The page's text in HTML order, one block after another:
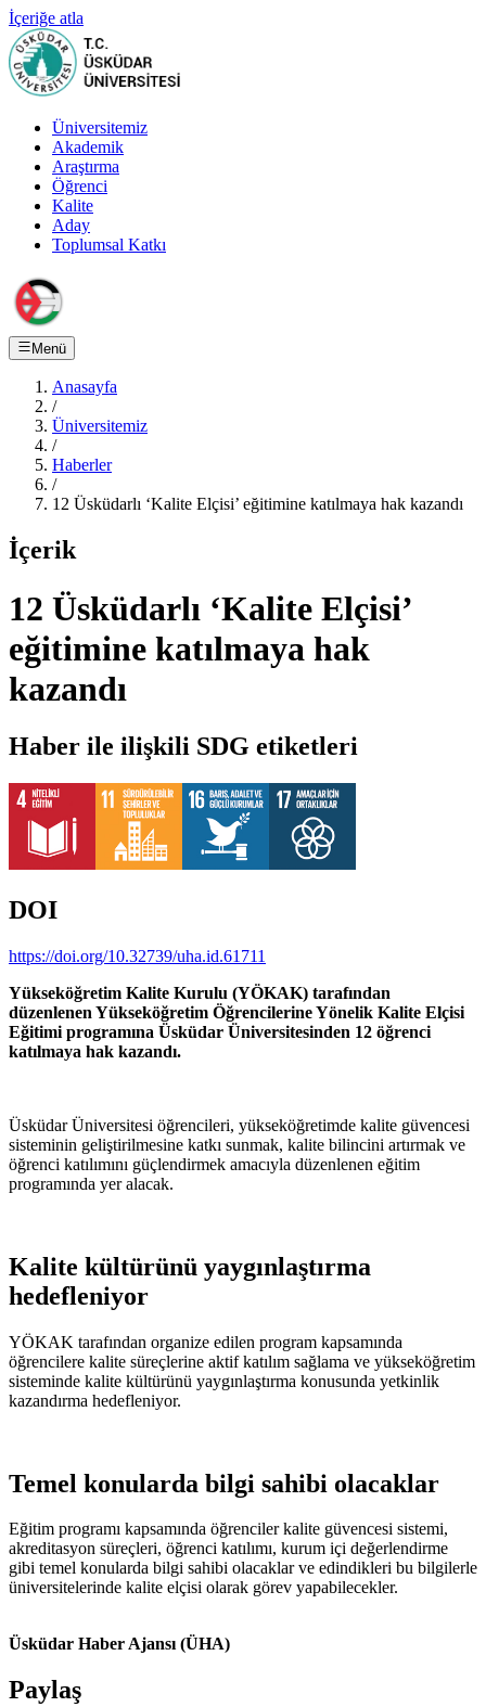
İçeriğe atla
Üniversitemiz
Akademik
Araştırma
Öğrenci
Kalite
Aday
Toplumsal Katkı
Menü
Anasayfa
/
Üniversitemiz
/
Haberler
/
12 Üsküdarlı ‘Kalite Elçisi’ eğitimine katılmaya hak kazandı
İçerik
12 Üsküdarlı ‘Kalite Elçisi’
eğitimine katılmaya hak
kazandı
Haber ile ilişkili SDG etiketleri
DOI
https://doi.org/10.32739/uha.id.61711
Yükseköğretim Kalite Kurulu (YÖKAK) tarafından
düzenlenen Yükseköğretim Öğrencilerine Yönelik Kalite Elçisi
Eğitimi programına Üsküdar Üniversitesinden 12 öğrenci
katılmaya hak kazandı.
Üsküdar Üniversitesi öğrencileri, yükseköğretimde kalite güvencesi
sisteminin geliştirilmesine katkı sunmak, kalite bilincini artırmak ve
öğrenci katılımını güçlendirmek amacıyla düzenlenen eğitim
programında yer alacak.
Kalite kültürünü yaygınlaştırma
hedefleniyor
YÖKAK tarafından organize edilen program kapsamında
öğrencilere kalite süreçlerine aktif katılım sağlama ve yükseköğretim
sisteminde kalite kültürünü yaygınlaştırma konusunda yetkinlik
kazandırma hedefleniyor.
Temel konularda bilgi sahibi olacaklar
Eğitim programı kapsamında öğrenciler kalite güvencesi sistemi,
akreditasyon süreçleri, öğrenci katılımı, kurum içi değerlendirme
gibi temel konularda bilgi sahibi olacaklar ve edindikleri bu bilgilerle
üniversitelerinde kalite elçisi olarak görev yapabilecekler.
Üsküdar Haber Ajansı (ÜHA)
Paylaş